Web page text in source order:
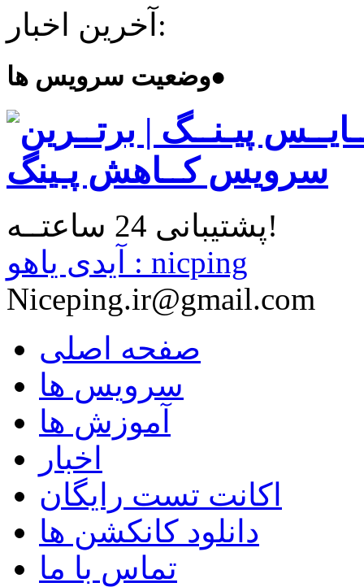
آخرین اخبار:
وضعیت سرویس ها●
پشتیبانی 24 ساعتــه!
آیدی یاهو : nicping
Niceping.ir@gmail.com
صفحه اصلی
سرویس ها
آموزش ها
اخبار
اکانت تست رایگان
دانلود کانکشن ها
تماس با ما